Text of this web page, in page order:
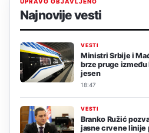
Najnovije vesti
VESTI
Ministri Srbije i
brze pruge između
jesen
18:47
VESTI
Branko Ružić
jasne crvene linije